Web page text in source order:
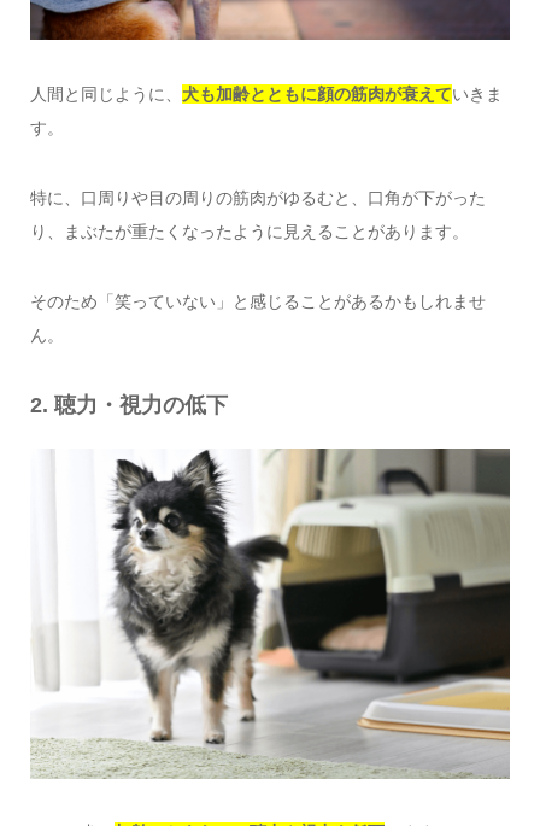
人間と同じように、 犬も加齢とともに顔の筋肉が衰えていきま
す。
特に、口周りや目の周りの筋肉がゆるむと、口角が下がった
り、まぶたが重たくなったように見えることがあります。
そのため「笑っていない」と感じることがあるかもしれませ
ん。
2. 聴力・視力の低下